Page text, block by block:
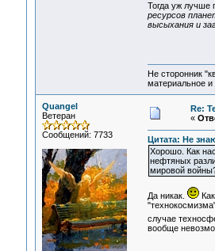
Тогда уж лучше
ресурсов
высыхания и
Не сторонник
материальное и
Quangel
Ветеран
Сообщений: 7733
Re:
«
Цитата: Не
Хорошо. Как
нефтяных
мировой
Да никак.
Как
случае
вообще